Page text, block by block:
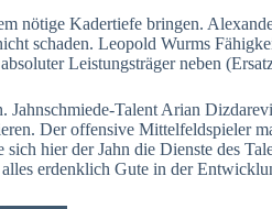
nötige Kadertiefe bringen.
schaden. Leopold Wurms
Leistungsträger neben
Jahnschmiede-Talent Arian
Der offensive Mittelfeldspieler
hier der Jahn die Dienste des
erdenklich Gute in der